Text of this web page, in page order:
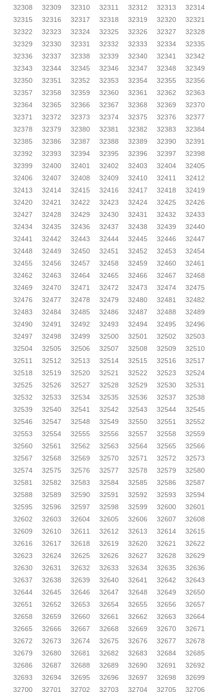
32308
32309 32310 32311 32312 32313
32314
32315
32316 32317 32318 32319 32320
32321
32322
32323 32324 32325 32326 32327
32328
32329
32330 32331 32332 32333 32334
32335
32336
32337 32338 32339 32340 32341
32342
32343
32344 32345 32346 32347 32348
32349
32350
32351 32352 32353 32354 32355
32356
32357
32358 32359 32360 32361 32362
32363
32364
32365 32366 32367 32368 32369
32370
32371
32372 32373 32374 32375 32376
32377
32378
32379 32380 32381 32382 32383
32384
32385
32386 32387 32388 32389 32390
32391
32392
32393 32394 32395 32396 32397
32398
32399
32400 32401 32402 32403 32404
32405
32406
32407 32408 32409 32410 32411
32412
32413
32414 32415 32416 32417 32418
32419
32420
32421 32422 32423 32424 32425
32426
32427
32428 32429 32430 32431 32432
32433
32434
32435 32436 32437 32438 32439
32440
32441
32442 32443 32444 32445 32446
32447
32448
32449 32450 32451 32452 32453
32454
32455
32456 32457 32458 32459 32460
32461
32462
32463 32464 32465 32466 32467
32468
32469
32470 32471 32472 32473 32474
32475
32476
32477 32478 32479 32480 32481
32482
32483
32484 32485 32486 32487 32488
32489
32490
32491 32492 32493 32494 32495
32496
32497
32498 32499 32500 32501 32502
32503
32504
32505 32506 32507 32508 32509
32510
32511
32512 32513 32514 32515 32516
32517
32518
32519 32520 32521 32522 32523
32524
32525
32526 32527 32528 32529 32530
32531
32532
32533 32534 32535 32536 32537
32538
32539
32540 32541 32542 32543 32544
32545
32546
32547 32548 32549 32550 32551
32552
32553
32554 32555 32556 32557 32558
32559
32560
32561 32562 32563 32564 32565
32566
32567
32568 32569 32570 32571 32572
32573
32574
32575 32576 32577 32578 32579
32580
32581
32582 32583 32584 32585 32586
32587
32588
32589 32590 32591 32592 32593
32594
32595
32596 32597 32598 32599 32600
32601
32602
32603 32604 32605 32606 32607
32608
32609
32610 32611 32612 32613 32614
32615
32616
32617 32618 32619 32620 32621
32622
32623
32624 32625 32626 32627 32628
32629
32630
32631 32632 32633 32634 32635
32636
32637
32638 32639 32640 32641 32642
32643
32644
32645 32646 32647 32648 32649
32650
32651
32652 32653 32654 32655 32656
32657
32658
32659 32660 32661 32662 32663
32664
32665
32666 32667 32668 32669 32670
32671
32672
32673 32674 32675 32676 32677
32678
32679
32680 32681 32682 32683 32684
32685
32686
32687 32688 32689 32690 32691
32692
32693
32694 32695 32696 32697 32698
32699
32700
32701 32702 32703 32704 32705 32706